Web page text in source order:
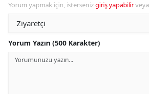
Yorum yapmak için, istersenizgiriş yapabilirveya
Yorum Yazın (500 Karakter)